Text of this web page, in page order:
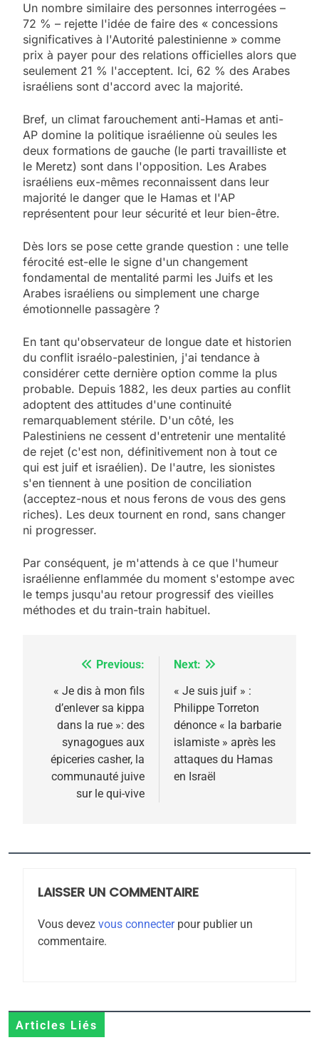
Un nombre similaire des personnes interrogées –
72 % – rejette l'idée de faire des « concessions
significatives à l'Autorité palestinienne » comme
prix à payer pour des relations officielles alors que
seulement 21 % l'acceptent. Ici, 62 % des Arabes
israéliens sont d'accord avec la majorité.
Bref, un climat farouchement anti-Hamas et anti-
AP domine la politique israélienne où seules les
deux formations de gauche (le parti travailliste et
le Meretz) sont dans l'opposition. Les Arabes
israéliens eux-mêmes reconnaissent dans leur
majorité le danger que le Hamas et l'AP
représentent pour leur sécurité et leur bien-être.
Dès lors se pose cette grande question : une telle
férocité est-elle le signe d'un changement
fondamental de mentalité parmi les Juifs et les
Arabes israéliens ou simplement une charge
émotionnelle passagère ?
En tant qu'observateur de longue date et historien
du conflit israélo-palestinien, j'ai tendance à
considérer cette dernière option comme la plus
probable. Depuis 1882, les deux parties au conflit
adoptent des attitudes d'une continuité
remarquablement stérile. D'un côté, les
Palestiniens ne cessent d'entretenir une mentalité
de rejet (c'est non, définitivement non à tout ce
qui est juif et israélien). De l'autre, les sionistes
s'en tiennent à une position de conciliation
(acceptez-nous et nous ferons de vous des gens
riches). Les deux tournent en rond, sans changer
ni progresser.
Par conséquent, je m'attends à ce que l'humeur
israélienne enflammée du moment s'estompe avec
le temps jusqu'au retour progressif des vieilles
méthodes et du train-train habituel.
Navigation
de
l’article
Previous:
« Je dis à mon fils
d’enlever sa kippa
dans la rue »: des
synagogues aux
épiceries casher, la
communauté juive
sur le qui-vive
Next:
« Je suis juif » :
Philippe Torreton
dénonce « la barbarie
islamiste » après les
attaques du Hamas
en Israël
LAISSER UN COMMENTAIRE
Vous devez vous connecterpour publier un
commentaire.
Articles Liés
l’antisémitisme
FIÈRE, DIGNE ET RÉSILIENTE :
CE QUI NOUS MANQUE –